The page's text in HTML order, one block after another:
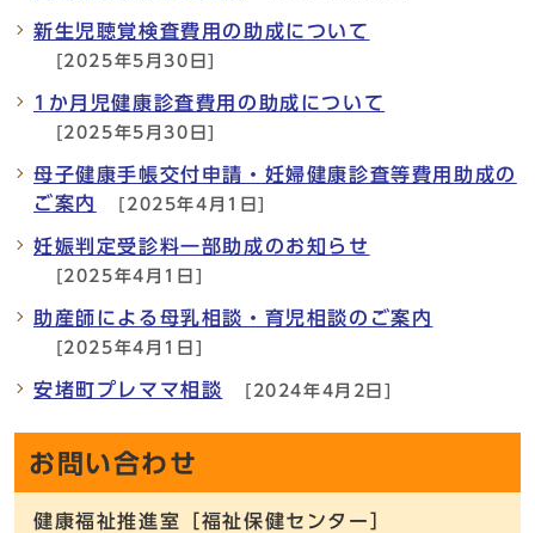
新生児聴覚検査費用の助成について
[2025年5月30日]
1か月児健康診査費用の助成について
[2025年5月30日]
母子健康手帳交付申請・妊婦健康診査等費用助成の
ご案内
[2025年4月1日]
妊娠判定受診料一部助成のお知らせ
[2025年4月1日]
助産師による母乳相談・育児相談のご案内
[2025年4月1日]
安堵町プレママ相談 [2024年4月2日]
お問い合わせ
健康福祉推進室［福祉保健センター］